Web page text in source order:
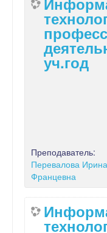
уч.год
Преподаватель:
Перевалова Ирина
Францевна